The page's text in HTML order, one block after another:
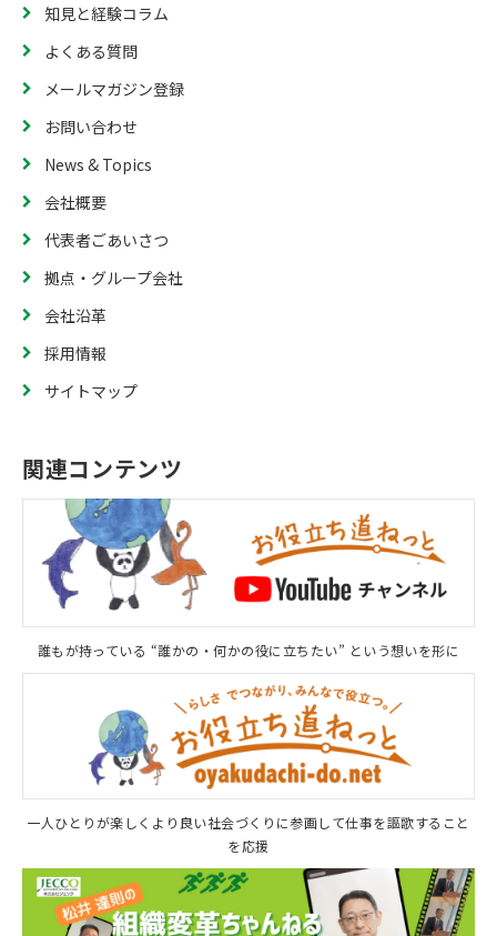
知見と経験コラム
よくある質問
メールマガジン登録
お問い合わせ
News & Topics
会社概要
代表者ごあいさつ
拠点・グループ会社
会社沿革
採用情報
サイトマップ
関連コンテンツ
誰もが持っている “誰かの・何かの役に立ちたい” という想いを形に
一人ひとりが楽しくより良い社会づくりに参画して仕事を謳歌すること
を応援